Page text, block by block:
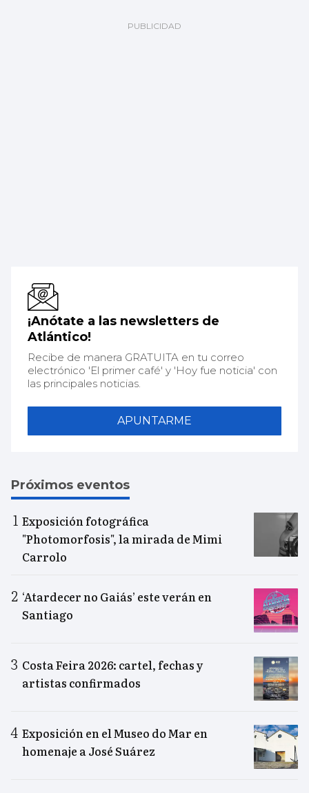
¡Anótate a las newsletters de
Atlántico!
Recibe de manera GRATUITA en tu correo
electrónico 'El primer café' y 'Hoy fue noticia' con
las principales noticias.
APUNTARME
Próximos eventos
Exposición fotográfica
"Photomorfosis", la mirada de Mimi
Carrolo
‘Atardecer no Gaiás’ este verán en
Santiago
Costa Feira 2026: cartel, fechas y
artistas confirmados
Exposición en el Museo do Mar en
homenaje a José Suárez